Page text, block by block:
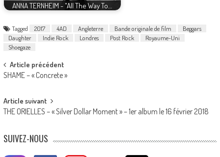
ANNA TERNHEIM - "All The Way To…
Tagged 2017 4AD Angleterre Bande originale de film
Beggars
Daughter
Indie Rock Londres Post Rock
Royaume-Uni
Shoegaze
Post
navigation
Article précédent
SHAME – « Concrete »
Article suivant
THE ORIELLES – « Silver Dollar Moment » – 1er album le 16 février 2018
SUIVEZ-NOUS